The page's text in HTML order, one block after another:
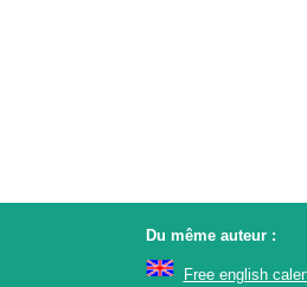
Du même auteur :
Free english